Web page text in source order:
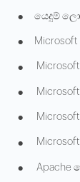
• යෙදුම්
•
•
•
•
•
•